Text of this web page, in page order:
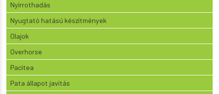
Nyírrothadás
Nyugtató hatású készítmények
Olajok
Overhorse
Pacitea
Pata állapot javítás